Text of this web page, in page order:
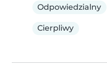
Odpowiedzialny
Cierpliwy